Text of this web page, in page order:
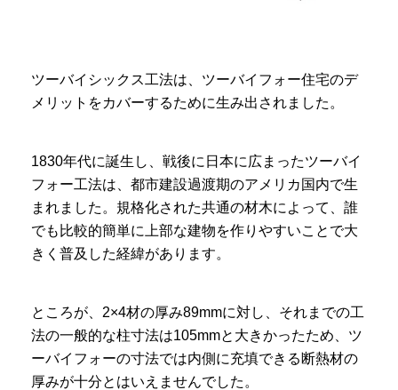
ツーバイシックス工法は、ツーバイフォー住宅のデ
メリットをカバーするために生み出されました。
1830年代に誕生し、戦後に日本に広まったツーバイ
フォー工法は、都市建設過渡期のアメリカ国内で生
まれました。規格化された共通の材木によって、誰
でも比較的簡単に上部な建物を作りやすいことで大
きく普及した経緯があります。
ところが、2×4材の厚み89mmに対し、それまでの工
法の一般的な柱寸法は105mmと大きかったため、ツ
ーバイフォーの寸法では内側に充填できる断熱材の
厚みが十分とはいえませんでした。